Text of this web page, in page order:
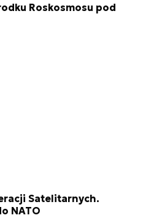
Roskosmosu pod
Satelitarnych.
NATO